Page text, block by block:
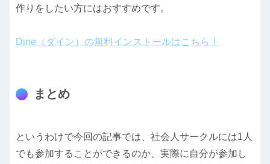
作りをしたい方にはおすすめです。
Dine（ダイン）の無料インストールはこちら！
まとめ
というわけで今回の記事では、社会人サークルには1人
でも参加することができるのか、実際に自分が参加し